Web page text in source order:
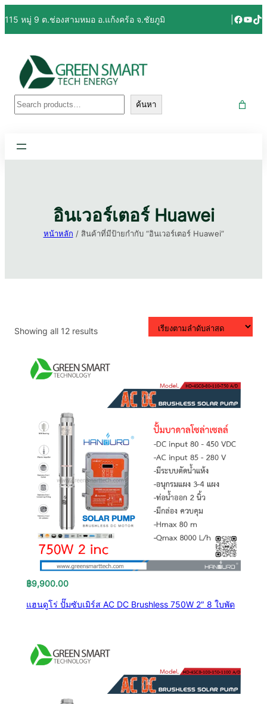
ไป
ยัง
115 หมู่ 9 ต.ช่องสามหมอ อ.แก้งคร้อ จ.ชัยภูมิ
ค้นหา ค้นหา
อินเวอร์เตอร์ Huawei
หน้าหลัก / สินค้าที่มีป้ายกำกับ “อินเวอร์เตอร์ Huawei”
Showing all 12 resultsSorted
฿9,900.00
แฮนดูโร่ ปั๊มซับเมิร์ส AC DC Brushless 750W 2″ 8 ใบพัด